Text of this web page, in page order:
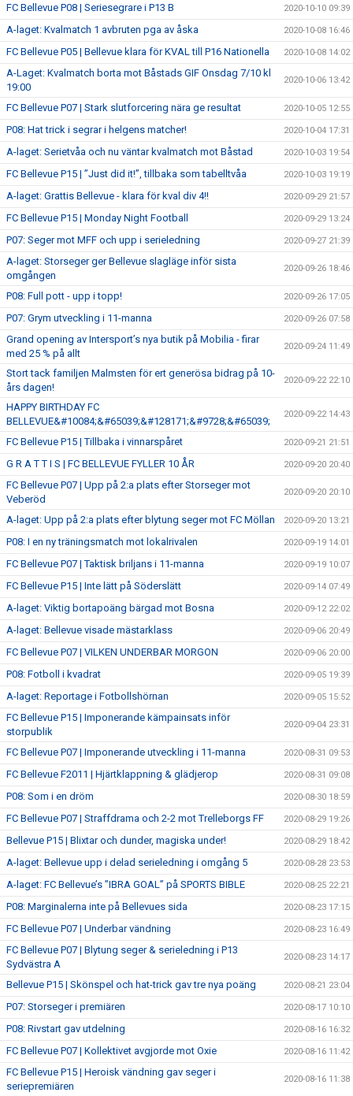
FC Bellevue P08 | Seriesegrare i P13 B 2020-10-10 09:39
A-laget: Kvalmatch 1 avbruten pga av åska 2020-10-08 16:46
FC Bellevue P05 | Bellevue klara för KVAL till P16 Nationella 2020-10-08 14:02
A-Laget: Kvalmatch borta mot Båstads GIF Onsdag 7/10 kl
19:00
2020-10-06 13:42
FC Bellevue P07 | Stark slutforcering nära ge resultat 2020-10-05 12:55
P08: Hat trick i segrar i helgens matcher! 2020-10-04 17:31
A-laget: Serietvåa och nu väntar kvalmatch mot Båstad 2020-10-03 19:54
FC Bellevue P15 | ”Just did it!”, tillbaka som tabelltvåa 2020-10-03 19:19
A-laget: Grattis Bellevue - klara för kval div 4!! 2020-09-29 21:57
FC Bellevue P15 | Monday Night Football 2020-09-29 13:24
P07: Seger mot MFF och upp i serieledning 2020-09-27 21:39
A-laget: Storseger ger Bellevue slagläge inför sista
omgången
2020-09-26 18:46
P08: Full pott - upp i topp! 2020-09-26 17:05
P07: Grym utveckling i 11-manna 2020-09-26 07:58
Grand opening av Intersport’s nya butik på Mobilia - firar
med 25 % på allt
2020-09-24 11:49
Stort tack familjen Malmsten för ert generösa bidrag på 10-
års dagen!
2020-09-22 22:10
HAPPY BIRTHDAY FC
BELLEVUE&#10084;&#65039;&#128171;&#9728;&#65039;
2020-09-22 14:43
FC Bellevue P15 | Tillbaka i vinnarspåret 2020-09-21 21:51
G R A T T I S | FC BELLEVUE FYLLER 10 ÅR 2020-09-20 20:40
FC Bellevue P07 | Upp på 2:a plats efter Storseger mot
Veberöd
2020-09-20 20:10
A-laget: Upp på 2:a plats efter blytung seger mot FC Möllan 2020-09-20 13:21
P08: I en ny träningsmatch mot lokalrivalen 2020-09-19 14:01
FC Bellevue P07 | Taktisk briljans i 11-manna 2020-09-19 10:07
FC Bellevue P15 | Inte lätt på Söderslätt 2020-09-14 07:49
A-laget: Viktig bortapoäng bärgad mot Bosna 2020-09-12 22:02
A-laget: Bellevue visade mästarklass 2020-09-06 20:49
FC Bellevue P07 | VILKEN UNDERBAR MORGON 2020-09-06 20:00
P08: Fotboll i kvadrat 2020-09-05 19:39
A-laget: Reportage i Fotbollshörnan 2020-09-05 15:52
FC Bellevue P15 | Imponerande kämpainsats inför
storpublik
2020-09-04 23:31
FC Bellevue P07 | Imponerande utveckling i 11-manna 2020-08-31 09:53
FC Bellevue F2011 | Hjärtklappning & glädjerop 2020-08-31 09:08
P08: Som i en dröm 2020-08-30 18:59
FC Bellevue P07 | Straffdrama och 2-2 mot Trelleborgs FF 2020-08-29 19:26
Bellevue P15 | Blixtar och dunder, magiska under! 2020-08-29 18:42
A-laget: Bellevue upp i delad serieledning i omgång 5 2020-08-28 23:53
A-laget: FC Bellevue’s ”IBRA GOAL” på SPORTS BIBLE 2020-08-25 22:21
P08: Marginalerna inte på Bellevues sida 2020-08-23 17:15
FC Bellevue P07 | Underbar vändning 2020-08-23 16:49
FC Bellevue P07 | Blytung seger & serieledning i P13
Sydvästra A
2020-08-23 14:17
Bellevue P15 | Skönspel och hat-trick gav tre nya poäng 2020-08-21 23:04
P07: Storseger i premiären 2020-08-17 10:10
P08: Rivstart gav utdelning 2020-08-16 16:32
FC Bellevue P07 | Kollektivet avgjorde mot Oxie 2020-08-16 11:42
FC Bellevue P15 | Heroisk vändning gav seger i
seriepremiären
2020-08-16 11:38